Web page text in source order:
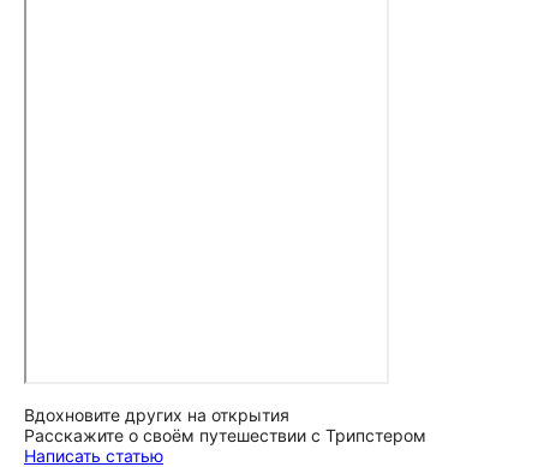
Вдохновите других на открытия
Расскажите о своём путешествии с Трипстером
Написать статью